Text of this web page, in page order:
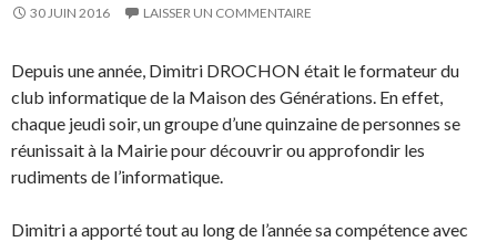
30 JUIN 2016 LAISSER UN COMMENTAIRE
Depuis une année, Dimitri DROCHON était le formateur du
club informatique de la Maison des Générations. En effet,
chaque jeudi soir, un groupe d’une quinzaine de personnes se
réunissait à la Mairie pour découvrir ou approfondir les
rudiments de l’informatique.
Dimitri a apporté tout au long de l’année sa compétence avec